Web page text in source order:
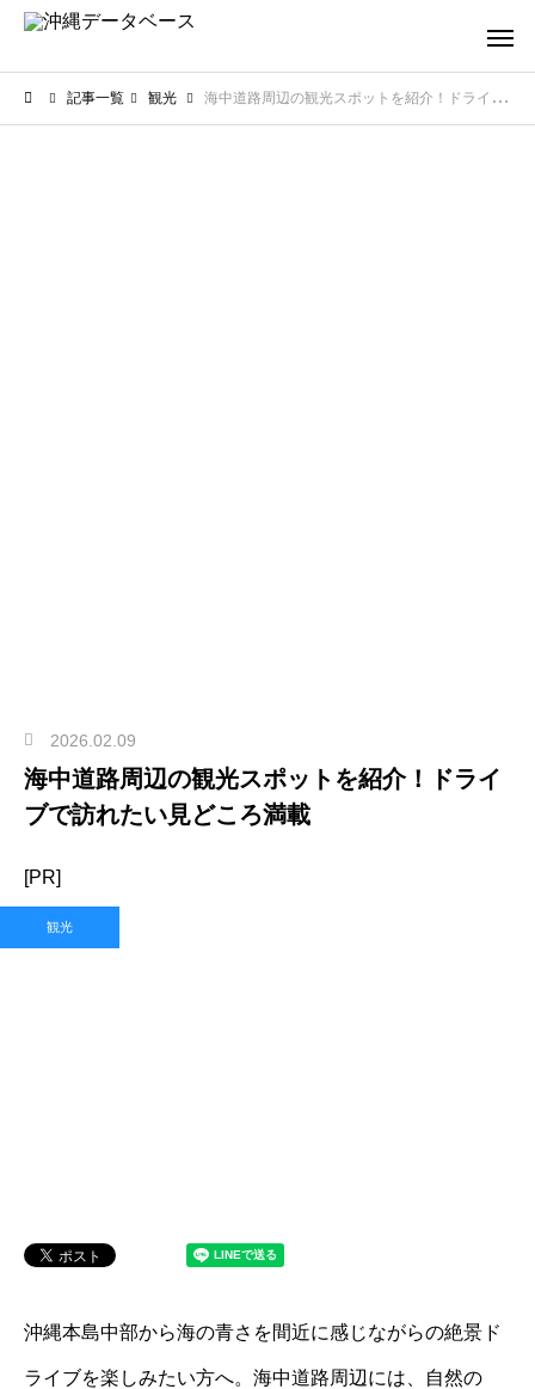
記事一覧 観光 海中道路周辺の観光スポットを紹介！ドライブで訪れたい見どころ満載
2026.02.09
海中道路周辺の観光スポットを紹介！ドライ
ブで訪れたい見どころ満載
[PR]
観光
沖縄本島中部から海の青さを間近に感じながらの絶景ド
ライブを楽しみたい方へ。海中道路周辺には、自然の